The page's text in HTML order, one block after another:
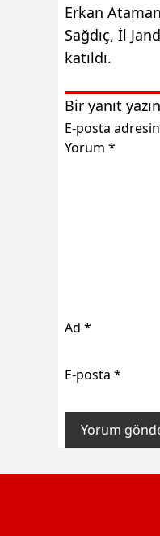
Erkan
Sağdıç, İl
katıldı.
Bir yanıt yazın
E-posta
Yorum *
Ad *
E-posta *